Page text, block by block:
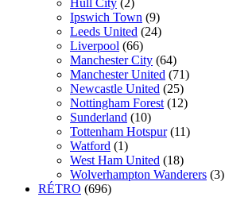
Hull City (2)
Ipswich Town (9)
Leeds United (24)
Liverpool (66)
Manchester City (64)
Manchester United (71)
Newcastle United (25)
Nottingham Forest (12)
Sunderland (10)
Tottenham Hotspur (11)
Watford (1)
West Ham United (18)
Wolverhampton Wanderers (3)
RÉTRO (696)